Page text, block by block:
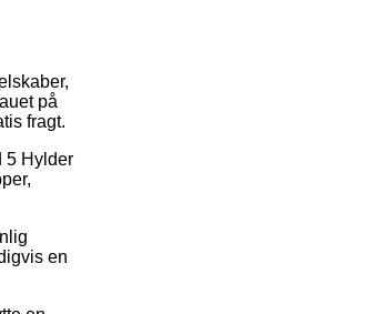
på
fragt.
5 Hylder
en